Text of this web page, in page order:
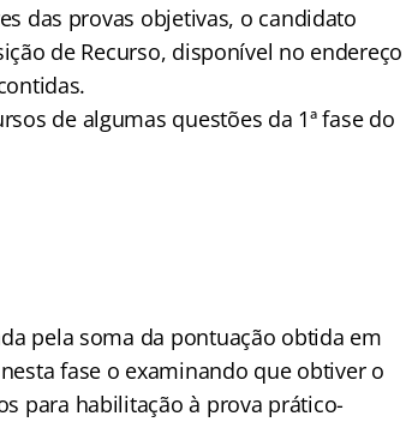
das provas objetivas, o candidato
de Recurso, disponível no endereço
de algumas questões da 1ª fase do
pela soma da pontuação obtida em
fase o examinando que obtiver o
para habilitação à prova prático-